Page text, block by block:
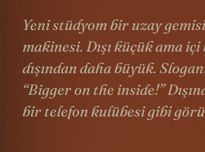
Yeni stüdyom bir uzay
makinesi. Dışı küçük ama
dışından daha büyük.
“Bigger on the inside!”
bir telefon kulübesi gibi